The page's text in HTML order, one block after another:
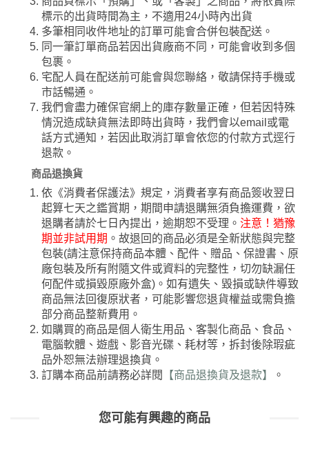
標示的出貨時間為主，不適用24小時內出貨
多筆相同收件地址的訂單可能會合併包裝配送。
同一筆訂單商品若因出貨廠商不同，可能會收到多個
包裹。
宅配人員在配送前可能會與您聯絡，敬請保持手機或
市話暢通。
我們會盡力確保官網上的庫存數量正確，但若因特殊
情況造成缺貨無法即時出貨時，我們會以email或電
話方式通知，若因此取消訂單會依您的付款方式逕行
退款。
商品退換貨
依《消費者保護法》規定，消費者享有商品簽收翌日
起算七天之鑑賞期，期間申請退購無須負擔運費，欲
退購者請於七日內提出，逾期恕不受理。 注意！猶豫
期並非試用期 。故退回的商品必須是全新狀態與完整
包裝(請注意保持商品本體、配件、贈品、保證書、原
廠包裝及所有附隨文件或資料的完整性，切勿缺漏任
何配件或損毀原廠外盒)。如有遺失、毀損或缺件導致
商品無法回復原狀者，可能影響您退貨權益或需負擔
部分商品整新費用。
如購買的商品是個人衛生用品、客製化商品、食品、
電腦軟體、遊戲、影音光碟、耗材等，拆封後除瑕疵
品外恕無法辦理退換貨。
訂購本商品前請務必詳閱
【商品退換貨及退款】 。
您可能有興趣的商品